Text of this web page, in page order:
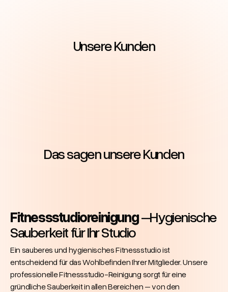
Unsere Kunden
Das sagen unsere Kunden
Fitnessstudioreinigung–Hygienische
Sauberkeit für Ihr Studio
Ein sauberes und hygienisches Fitnessstudio ist
entscheidend für das Wohlbefinden Ihrer Mitglieder. Unsere
professionelle Fitnessstudio-Reinigung sorgt für eine
gründliche Sauberkeit in allen Bereichen – von den